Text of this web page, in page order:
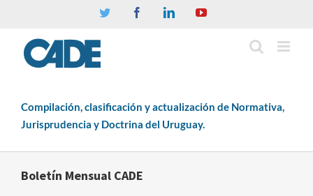
Twitter FacebookLinkedinYouTube
Compilación, clasificación y actualización de Normativa,
Jurisprudencia y Doctrina del Uruguay.
Boletín Mensual CADE